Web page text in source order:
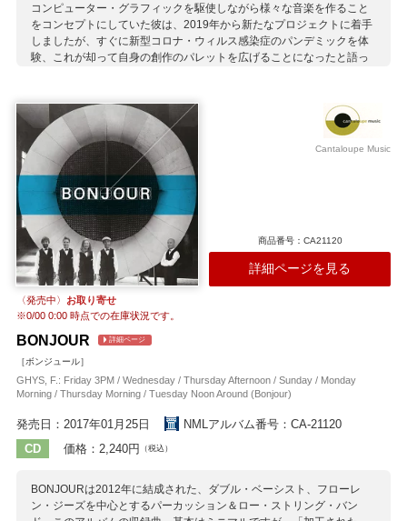
コンピューター・グラフィックを駆使しながら様々な音楽を作ること
をコンセプトにしていた彼は、2019年から新たなプロジェクトに着手
しましたが、すぐに新型コロナ・ウィルス感染症のパンデミックを体
験、これが却って自身の創作のパレットを広げることになったと語っ
からの探求で、自身のコントラバスの音を分析し、サンプラーを作
成。マイクや収録部屋などについても研究した上で、複雑なテクスチ
ャーによる響きを作り上げています。
収録作曲家：
ジーズ
Cantaloupe Music
商品番号：CA21120
詳細ページを見る
〈発売中〉 お取り寄せ
※0/00 0:00時点での在庫状況です。
BONJOUR 詳細ページ
［ボンジュール］
GHYS, F.: Friday 3PM / Wednesday / Thursday Afternoon / Sunday / Monday
Morning / Thursday Morning / Tuesday Noon Around (Bonjour)
発売日：2017年01月25日
NMLアルバム番号：CA-21120
CD
価格：2,240円 （税込）
BONJOURは2012年に結成された、ダブル・ベーシスト、フローレ
ン・ジーズを中心とするパーカッション＆ロー・ストリング・バン